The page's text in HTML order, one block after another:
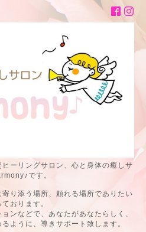
ーリングサロン、心と身体の癒しサ
です。
り添う場所、頼れる場所でありたい
ております。
ンなどで、あなたがあなたらしく、
ように、導きサポート致します。